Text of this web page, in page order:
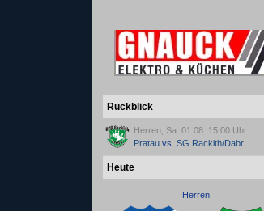
Rückblick
Herren, Sa. 01.08. 15:00 Uhr
Pratauvs. SG Rackith/Dabr...
Heute
Herren